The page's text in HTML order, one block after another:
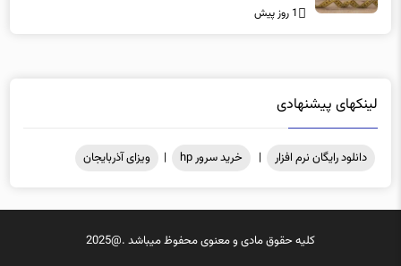
داروهای چاقی
لینکهای پیشنهادی